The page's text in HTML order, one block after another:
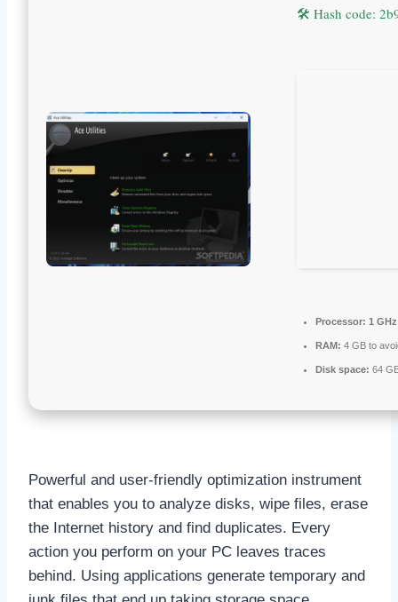
🛠 Hash code:
Processor: 1
RAM: 4 GB to
Disk space: 64
Powerful and user-friendly optimization instrument
that enables you to analyze disks, wipe files, erase
the Internet history and find duplicates. Every
action you perform on your PC leaves traces
behind. Using applications generate temporary and